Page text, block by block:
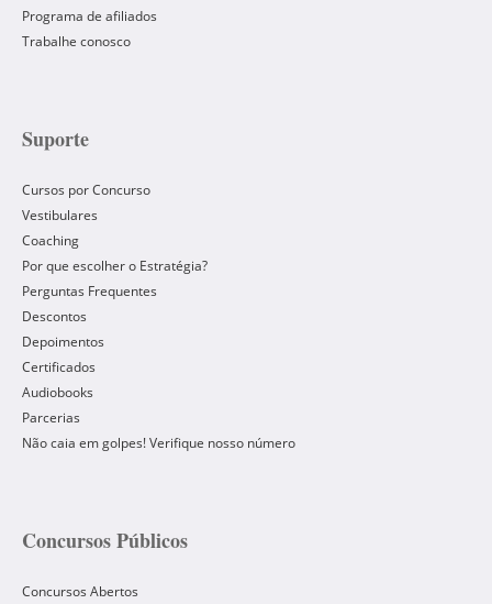
Programa de afiliados
Trabalhe conosco
Suporte
Cursos por Concurso
Vestibulares
Coaching
Por que escolher o Estratégia?
Perguntas Frequentes
Descontos
Depoimentos
Certificados
Audiobooks
Parcerias
Não caia em golpes! Verifique nosso número
Concursos Públicos
Concursos Abertos